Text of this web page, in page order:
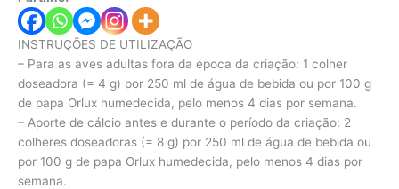
INSTRUÇÕES DE UTILIZAÇÃO
– Para as aves adultas fora da época da criação: 1 colher
doseadora (= 4 g) por 250 ml de água de bebida ou por 100 g
de papa Orlux humedecida, pelo menos 4 dias por semana.
– Aporte de cálcio antes e durante o período da criação: 2
colheres doseadoras (= 8 g) por 250 ml de água de bebida ou
por 100 g de papa Orlux humedecida, pelo menos 4 dias por
semana.